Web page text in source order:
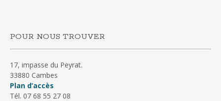
POUR NOUS TROUVER
17, impasse du Peyrat.
33880 Cambes
Plan d’accès
Tél. 07 68 55 27 08